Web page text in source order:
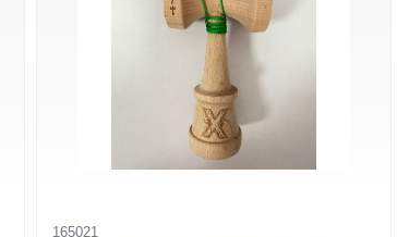
165021